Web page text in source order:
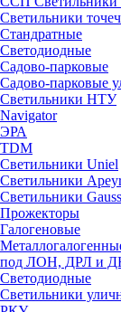
Светильники
Стандратные
Светодиодные
Садово-парковые
Садово-парковые
Светильники НТУ
Navigator
ЭРА
TDM
Светильники Uniel
Светильники
Светильники Gauss
Прожекторы
Галогеновые
под ЛОН, ДРЛ и
Светодиодные
Светильники